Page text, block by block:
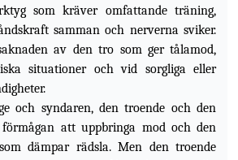
som kräver omfattande träning,
samman och nerverna sviker.
av den tro som ger tålamod,
situationer och vid sorgliga eller
och syndaren, den troende och den
förmågan att uppbringa mod och den
dämpar rädsla. Men den troende